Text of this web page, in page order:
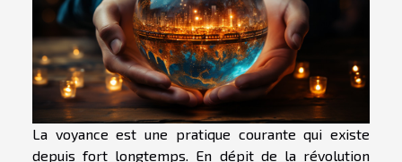
La voyance est une pratique courante qui existe
depuis fort longtemps. En dépit de la révolution